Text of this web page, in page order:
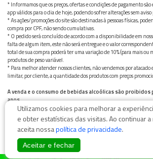
* Informamos que os preços, ofertas e condições de pagamento
app válidos para o dia de hoje, podendo sofrer alterações sem
* As ações/promoções do site são destinadas à pessoas físicas,
compra por CPF, não sendo cumulativas.
* O pedido será concluído de acordo com a disponibilidade em
falta de algum item, este não será entregue e o valor
total de sua compra poderá ter uma variação de 10% (para mais ou
produtos de peso variável.
* Para melhor atender nossos clientes, não vendemos por
limitar, por cliente, a quantidade dos produtos com preços
A venda e o consumo de bebidas alcoólicas são proibidos
anos.
Bebida alcoólica pode causar dependência química e, em excesso,
Beba com moderação
Utilizamos cookies para melhorar a
e obter estatísticas das visitas. Ao continuar
aceita nossapolítica de privacidade.
Aceitar e fechar